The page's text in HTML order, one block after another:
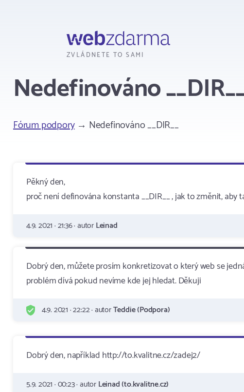
ZVLÁDNETE TO SAMI
Nedefinováno
Fórum podpory→ Nedefinováno __DIR__
Pěkný den,
proč není definována konstanta __DIR__ , jak to změnit, aby
4.9. 2021 · 21:36 · autorLeinad
Dobrý den, můžete prosím konkretizovat o který web se
problém dívá pokud nevíme kde jej hledat. Děkuji
4.9. 2021 · 22:22 · autorTeddie (Podpora)
Dobrý den, například http://to.kvalitne.cz/zadej2/
5.9. 2021 · 00:23 · autorLeinad (to.kvalitne.cz)